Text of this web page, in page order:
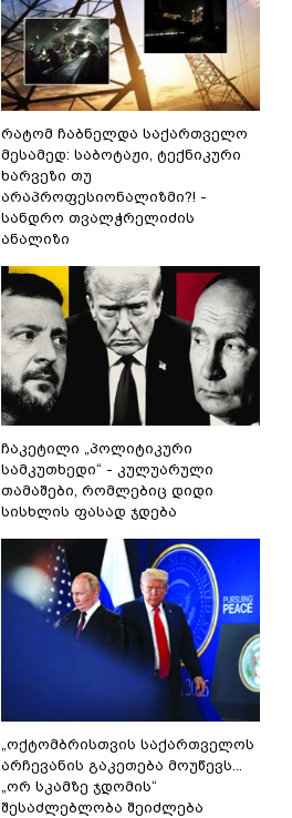
რატომ ჩაბნელდა საქართველო
მესამედ: საბოტაჟი, ტექნიკური
ხარვეზი თუ
არაპროფესიონალიზმი?! -
სანდრო თვალჭრელიძის
ანალიზი
ჩაკეტილი „პოლიტიკური
სამკუთხედი“ - კულუარული
თამაშები, რომლებიც დიდი
სისხლის ფასად ჯდება
„ოქტომბრისთვის საქართველოს
არჩევანის გაკეთება მოუწევს...
„ორ სკამზე ჯდომის“
შესაძლებლობა შეიძლება